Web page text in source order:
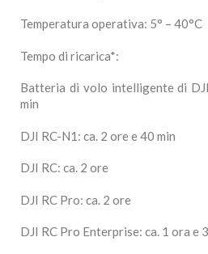
Temperatura operativa: 5° – 40°C
Tempo di ricarica*:
Batteria di volo intelligente di
min
DJI RC-N1: ca. 2 ore e 40 min
DJI RC: ca. 2 ore
DJI RC Pro: ca. 2 ore
DJI RC Pro Enterprise: ca. 1 ora e